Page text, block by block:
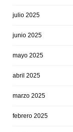
julio 2025
junio 2025
mayo 2025
abril 2025
marzo 2025
febrero 2025